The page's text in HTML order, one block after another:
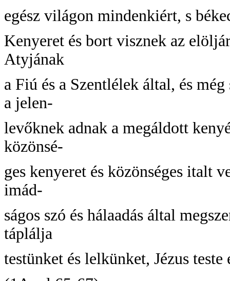
egész világon mindenkiért, s
Kenyeret és bort visznek az
Atyjának
a Fiú és a Szentlélek által, és
a jelen-
levőknek adnak a megáldott
közönsé-
ges kenyeret és közönséges italt
imád-
ságos szó és hálaadás által
táplálja
testünket és lelkünket, Jézus teste